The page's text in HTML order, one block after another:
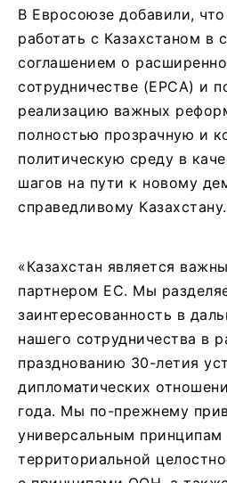
В Евросоюзе добавили,
работать с Казахстаном в
соглашением о
сотрудничестве (EPCA) и
реализацию важных
полностью прозрачную и
политическую среду в
шагов на пути к новому
справедливому Казахстану.
«Казахстан является
партнером ЕС. Мы
заинтересованность в
нашего сотрудничества в
празднованию 30-летия
дипломатических
года. Мы по-прежнему
универсальным принципам
территориальной